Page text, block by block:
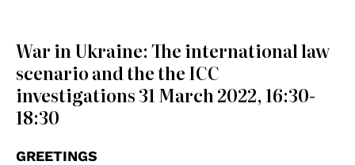
War in Ukraine: The international law
scenario and the the ICC
investigations 31 March 2022, 16:30-
18:30
GREETINGS